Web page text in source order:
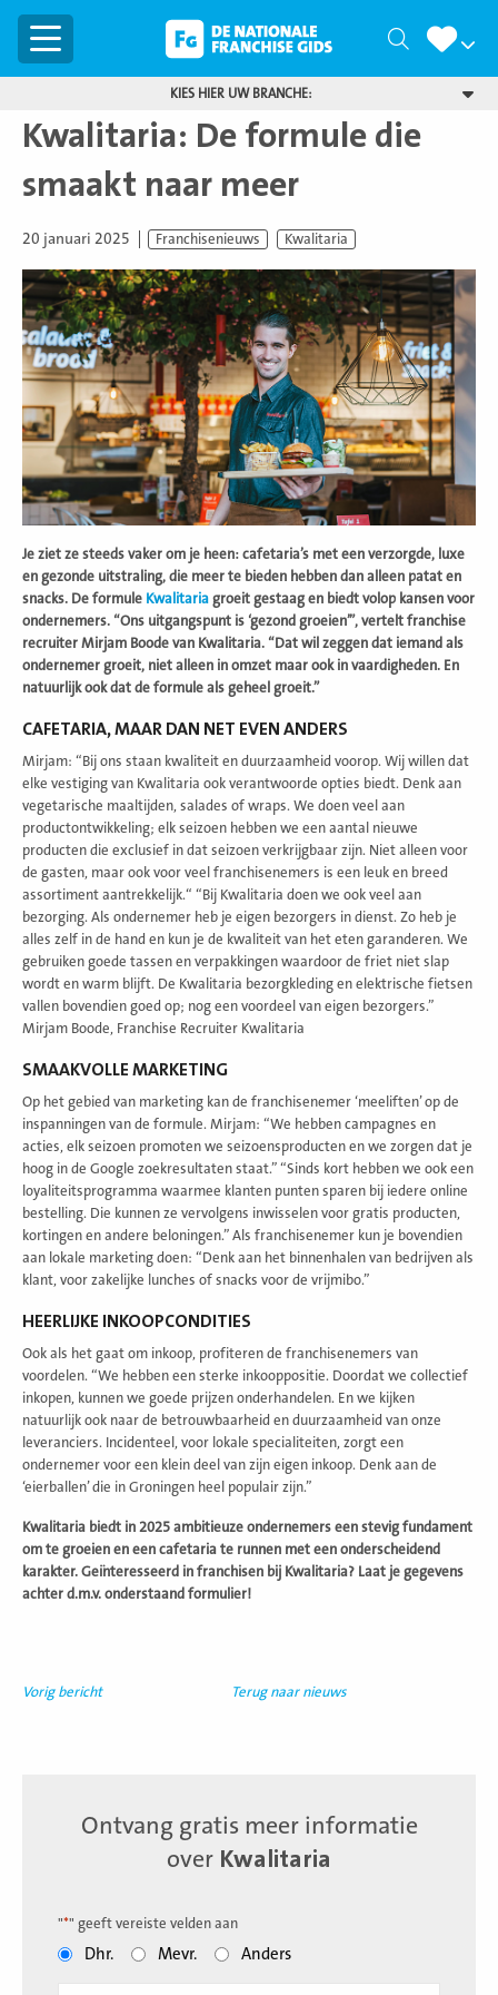
Menu Zoeken
KIES HIER UW BRANCHE:
Kwalitaria: De formule die
smaakt naar meer
20 januari 2025 Franchisenieuws Kwalitaria
Je ziet ze steeds vaker om je heen: cafetaria’s met een verzorgde, luxe
en gezonde uitstraling, die meer te bieden hebben dan alleen patat en
snacks. De formule Kwalitaria groeit gestaag en biedt volop kansen voor
ondernemers. “Ons uitgangspunt is ‘gezond groeien’”, vertelt franchise
recruiter Mirjam Boode van Kwalitaria. “Dat wil zeggen dat iemand als
ondernemer groeit, niet alleen in omzet maar ook in vaardigheden. En
natuurlijk ook dat de formule als geheel groeit.”
CAFETARIA, MAAR DAN NET EVEN ANDERS
Mirjam: “Bij ons staan kwaliteit en duurzaamheid voorop. Wij willen dat
elke vestiging van Kwalitaria ook verantwoorde opties biedt. Denk aan
vegetarische maaltijden, salades of wraps. We doen veel aan
productontwikkeling; elk seizoen hebben we een aantal nieuwe
producten die exclusief in dat seizoen verkrijgbaar zijn. Niet alleen voor
de gasten, maar ook voor veel franchisenemers is een leuk en breed
assortiment aantrekkelijk.“ “Bij Kwalitaria doen we ook veel aan
bezorging. Als ondernemer heb je eigen bezorgers in dienst. Zo heb je
alles zelf in de hand en kun je de kwaliteit van het eten garanderen. We
gebruiken goede tassen en verpakkingen waardoor de friet niet slap
wordt en warm blijft. De Kwalitaria bezorgkleding en elektrische fietsen
vallen bovendien goed op; nog een voordeel van eigen bezorgers.”
Mirjam Boode, Franchise Recruiter Kwalitaria
SMAAKVOLLE MARKETING
Op het gebied van marketing kan de franchisenemer ‘meeliften’ op de
inspanningen van de formule. Mirjam: “We hebben campagnes en
acties, elk seizoen promoten we seizoensproducten en we zorgen dat je
hoog in de Google zoekresultaten staat.” “Sinds kort hebben we ook een
loyaliteitsprogramma waarmee klanten punten sparen bij iedere online
bestelling. Die kunnen ze vervolgens inwisselen voor gratis producten,
kortingen en andere beloningen.” Als franchisenemer kun je bovendien
aan lokale marketing doen: “Denk aan het binnenhalen van bedrijven als
klant, voor zakelijke lunches of snacks voor de vrijmibo.”
HEERLIJKE INKOOPCONDITIES
Ook als het gaat om inkoop, profiteren de franchisenemers van
voordelen. “We hebben een sterke inkooppositie. Doordat we collectief
inkopen, kunnen we goede prijzen onderhandelen. En we kijken
natuurlijk ook naar de betrouwbaarheid en duurzaamheid van onze
leveranciers. Incidenteel, voor lokale specialiteiten, zorgt een
ondernemer voor een klein deel van zijn eigen inkoop. Denk aan de
‘eierballen’ die in Groningen heel populair zijn.”
Kwalitaria biedt in 2025 ambitieuze ondernemers een stevig fundament
om te groeien en een cafetaria te runnen met een onderscheidend
karakter. Geïnteresseerd in franchisen bij Kwalitaria? Laat je gegevens
achter d.m.v. onderstaand formulier!
Vorig bericht Terug naar nieuws
Ontvang gratis meer informatie
over Kwalitaria
"*" geeft vereiste velden aan
Dhr. Mevr. Anders